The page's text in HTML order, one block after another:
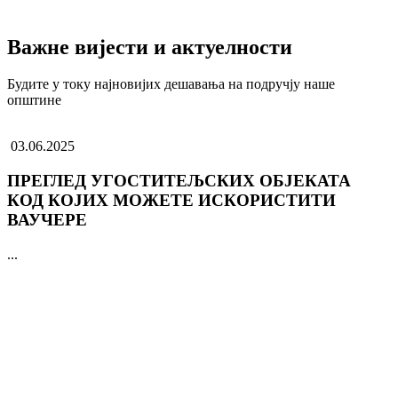
Важне вијести и актуелности
Будите у току најновијих дешавања на подручју наше
општине
03.06.2025
ПРЕГЛЕД УГОСТИТЕЉСКИХ ОБЈЕКАТА
КОД КОЈИХ МОЖЕТЕ ИСКОРИСТИТИ
ВАУЧЕРЕ
...